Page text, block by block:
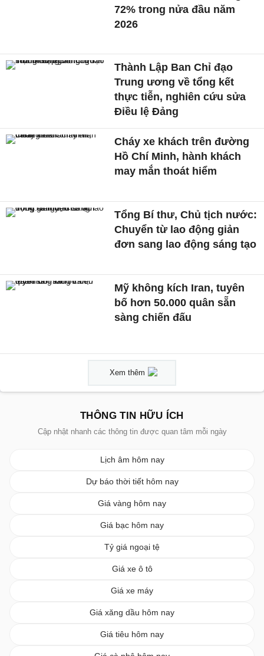
72% trong nửa đầu năm
2026
Thành Lập Ban Chỉ đạo
Trung ương về tổng kết
thực tiễn, nghiên cứu sửa
Điều lệ Đảng
Cháy xe khách trên đường
Hồ Chí Minh, hành khách
may mắn thoát hiểm
Tổng Bí thư, Chủ tịch nước:
Chuyển từ lao động giản
đơn sang lao động sáng tạo
Mỹ không kích Iran, tuyên
bố hơn 50.000 quân sẵn
sàng chiến đấu
Xem thêm
THÔNG TIN HỮU ÍCH
Cập nhật nhanh các thông tin được quan tâm mỗi ngày
Lịch âm hôm nay
Dự báo thời tiết hôm nay
Giá vàng hôm nay
Giá bạc hôm nay
Tỷ giá ngoại tệ
Giá xe ô tô
Giá xe máy
Giá xăng dầu hôm nay
Giá tiêu hôm nay